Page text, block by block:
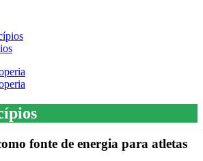
fonte de energia para atletas